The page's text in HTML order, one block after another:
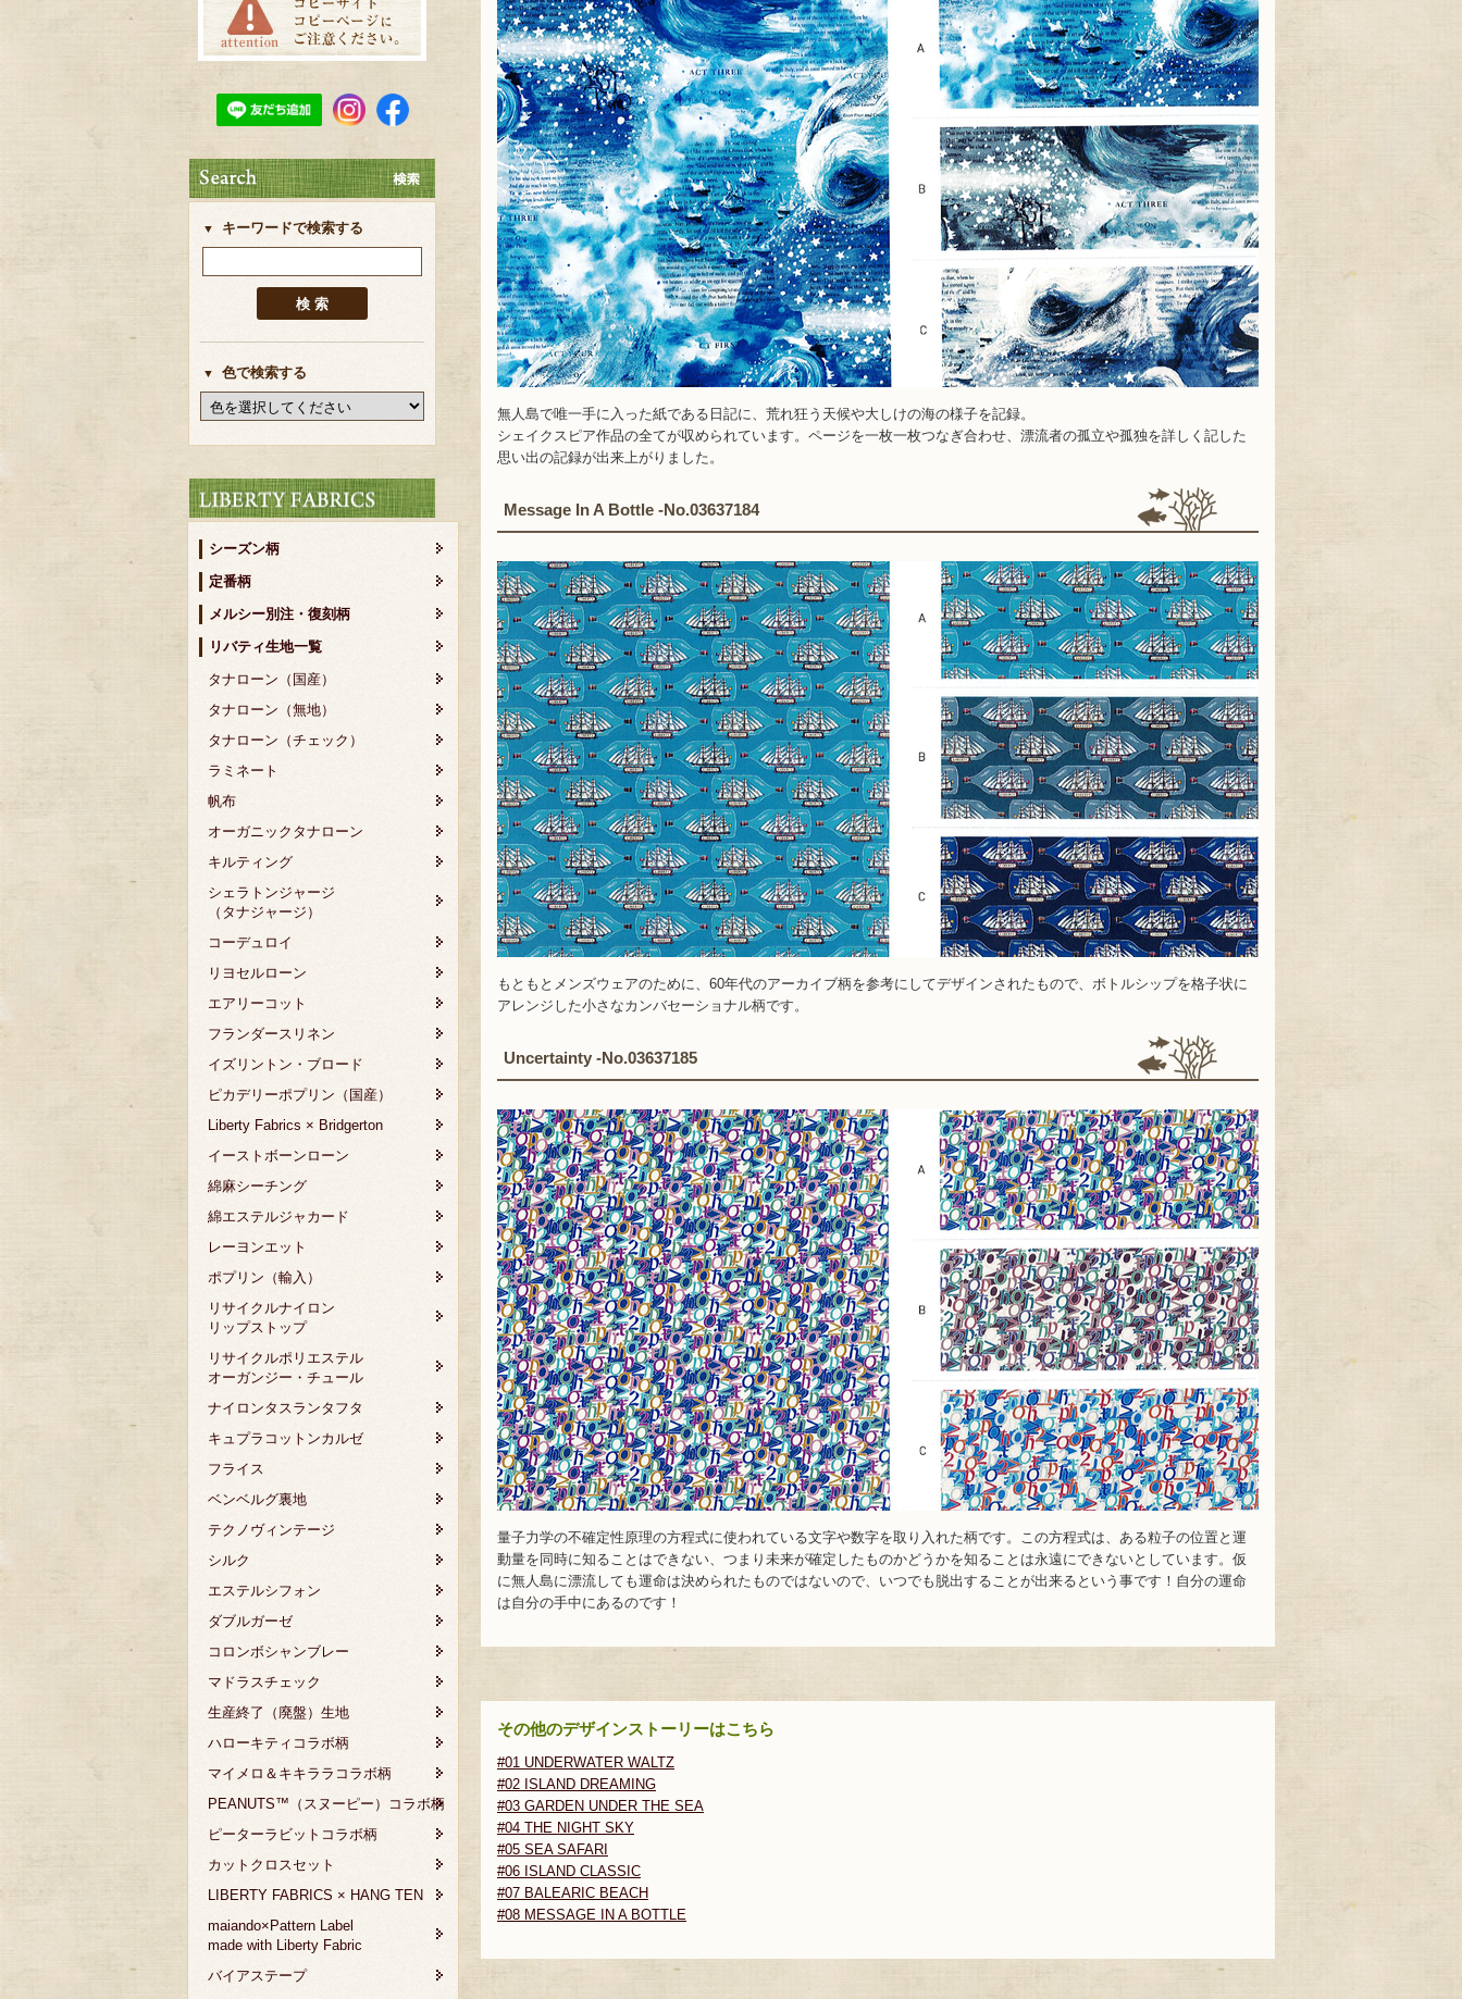
キーワードで検索する
色で検索する
シーズン柄
定番柄
メルシー別注・復刻柄
リバティ生地一覧
タナローン（国産）
タナローン（無地）
タナローン（チェック）
ラミネート
帆布
オーガニックタナローン
キルティング
シェラトンジャージ
（タナジャージ）
コーデュロイ
リヨセルローン
エアリーコット
フランダースリネン
イズリントン・ブロード
ピカデリーポプリン（国産）
Liberty Fabrics × Bridgerton
イーストボーンローン
綿麻シーチング
綿エステルジャカード
レーヨンエット
ポプリン（輸入）
リサイクルナイロン
リップストップ
リサイクルポリエステル
オーガンジー・チュール
ナイロンタスランタフタ
キュプラコットンカルゼ
フライス
ベンベルグ裏地
テクノヴィンテージ
シルク
エステルシフォン
ダブルガーゼ
コロンボシャンブレー
マドラスチェック
生産終了（廃盤）生地
ハローキティコラボ柄
マイメロ＆キキララコラボ柄
PEANUTS™（スヌーピー）コラボ柄
ピーターラビットコラボ柄
カットクロスセット
LIBERTY FABRICS × HANG TEN
maiando×Pattern Label
made with Liberty Fabric
バイアステープ
無人島で唯一手に入った紙である日記に、荒れ狂う天候や大しけの海の様子を記録。
シェイクスピア作品の全てが収められています。ページを一枚一枚つなぎ合わせ、漂流者の孤立や孤独を詳しく記した
思い出の記録が出来上がりました。
Message In A Bottle -No.03637184
もともとメンズウェアのために、60年代のアーカイブ柄を参考にしてデザインされたもので、ボトルシップを格子状に
アレンジした小さなカンバセーショナル柄です。
Uncertainty -No.03637185
量子力学の不確定性原理の方程式に使われている文字や数字を取り入れた柄です。この方程式は、ある粒子の位置と運
動量を同時に知ることはできない、つまり未来が確定したものかどうかを知ることは永遠にできないとしています。仮
に無人島に漂流しても運命は決められたものではないので、いつでも脱出することが出来るという事です！自分の運命
は自分の手中にあるのです！
その他のデザインストーリーはこちら
#01 UNDERWATER WALTZ
#02 ISLAND DREAMING
#03 GARDEN UNDER THE SEA
#04 THE NIGHT SKY
#05 SEA SAFARI
#06 ISLAND CLASSIC
#07 BALEARIC BEACH
#08 MESSAGE IN A BOTTLE